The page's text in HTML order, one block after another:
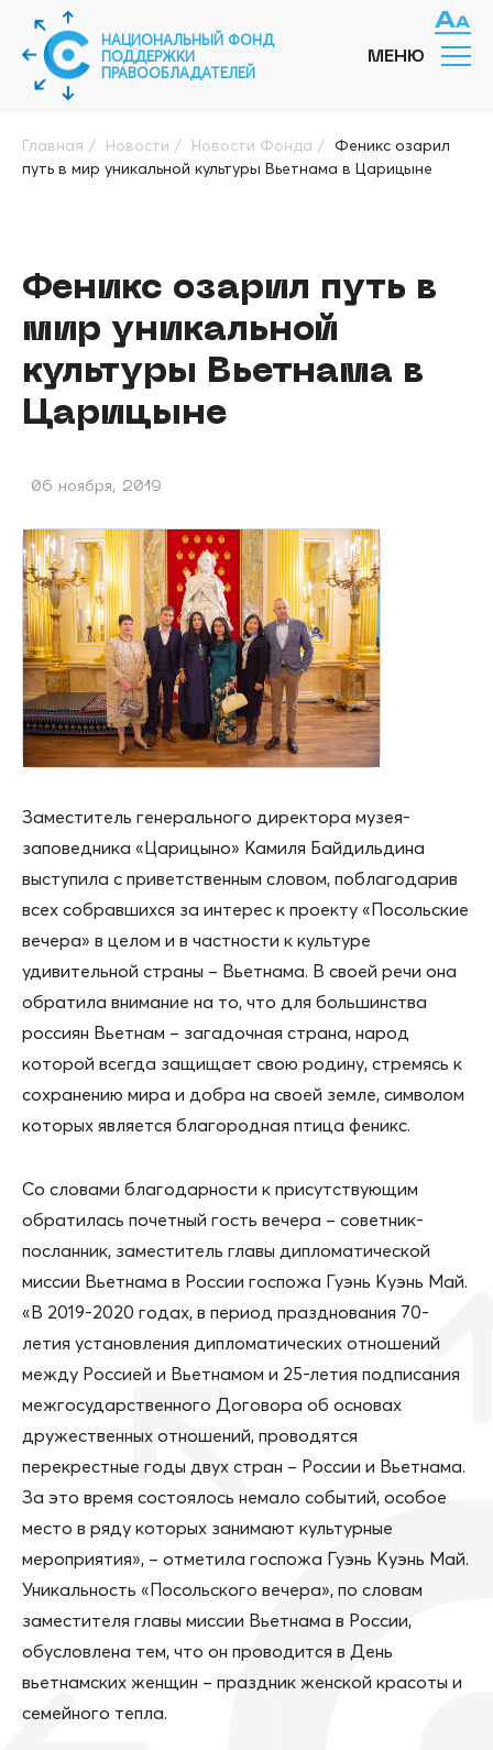
НАЦИОНАЛЬНЫЙ ФОНД
ПОДДЕРЖКИ
ПРАВООБЛАДАТЕЛЕЙ
МЕНЮ
Главная / Новости / Новости Фонда / Феникс озарил
путь в мир уникальной культуры Вьетнама в Царицыне
Феникс озарил путь в
мир уникальной
культуры Вьетнама в
Царицыне
06 ноября, 2019
Заместитель генерального директора музея-
заповедника «Царицыно» Камиля Байдильдина
выступила с приветственным словом, поблагодарив
всех собравшихся за интерес к проекту «Посольские
вечера» в целом и в частности к культуре
удивительной страны – Вьетнама. В своей речи она
обратила внимание на то, что для большинства
россиян Вьетнам – загадочная страна, народ
которой всегда защищает свою родину, стремясь к
сохранению мира и добра на своей земле, символом
которых является благородная птица феникс.
Со словами благодарности к присутствующим
обратилась почетный гость вечера – советник-
посланник, заместитель главы дипломатической
миссии Вьетнама в России госпожа Гуэнь Куэнь Май.
«В 2019-2020 годах, в период празднования 70-
летия установления дипломатических отношений
между Россией и Вьетнамом и 25-летия подписания
межгосударственного Договора об основах
дружественных отношений, проводятся
перекрестные годы двух стран – России и Вьетнама.
За это время состоялось немало событий, особое
место в ряду которых занимают культурные
мероприятия», – отметила госпожа Гуэнь Куэнь Май.
Уникальность «Посольского вечера», по словам
заместителя главы миссии Вьетнама в России,
обусловлена тем, что он проводится в День
вьетнамских женщин – праздник женской красоты и
семейного тепла.